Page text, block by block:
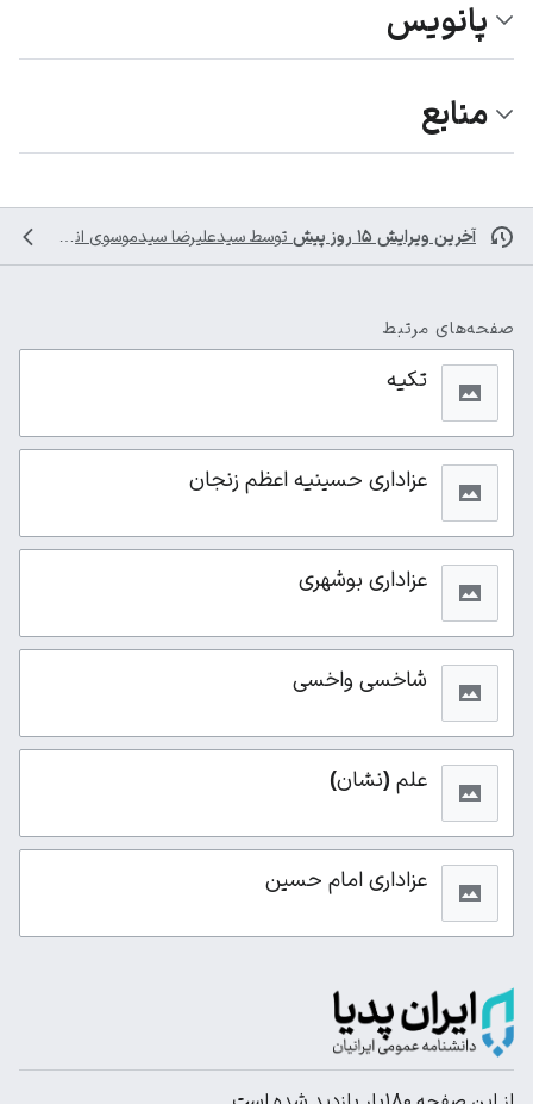
پانویس
منابع
آخرین ویرایش ۱۵ روز پیش توسط سیدعلیرضا سیدموسوی انجام شده است
صفحه‌های مرتبط
تکیه
عزاداری حسینیه اعظم زنجان
عزاداری بوشهری
شاخسی واخسی
علم (نشان)
عزاداری امام حسین
از این صفحه ۱۸۰بار بازدید شده است.